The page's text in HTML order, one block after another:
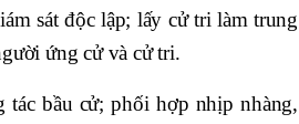
sát độc lập; lấy cử tri làm trung
ứng cử và cử tri.
bầu cử; phối hợp nhịp nhàng,